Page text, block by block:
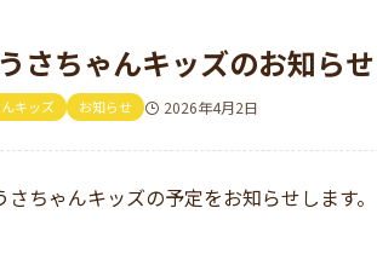
さちゃんキッズのお知らせ
キッズ お知らせ 2026年4月2日
さちゃんキッズの予定をお知らせします。